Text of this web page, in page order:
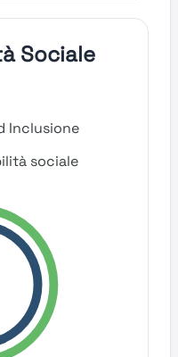
Sociale
Inclusione
sociale